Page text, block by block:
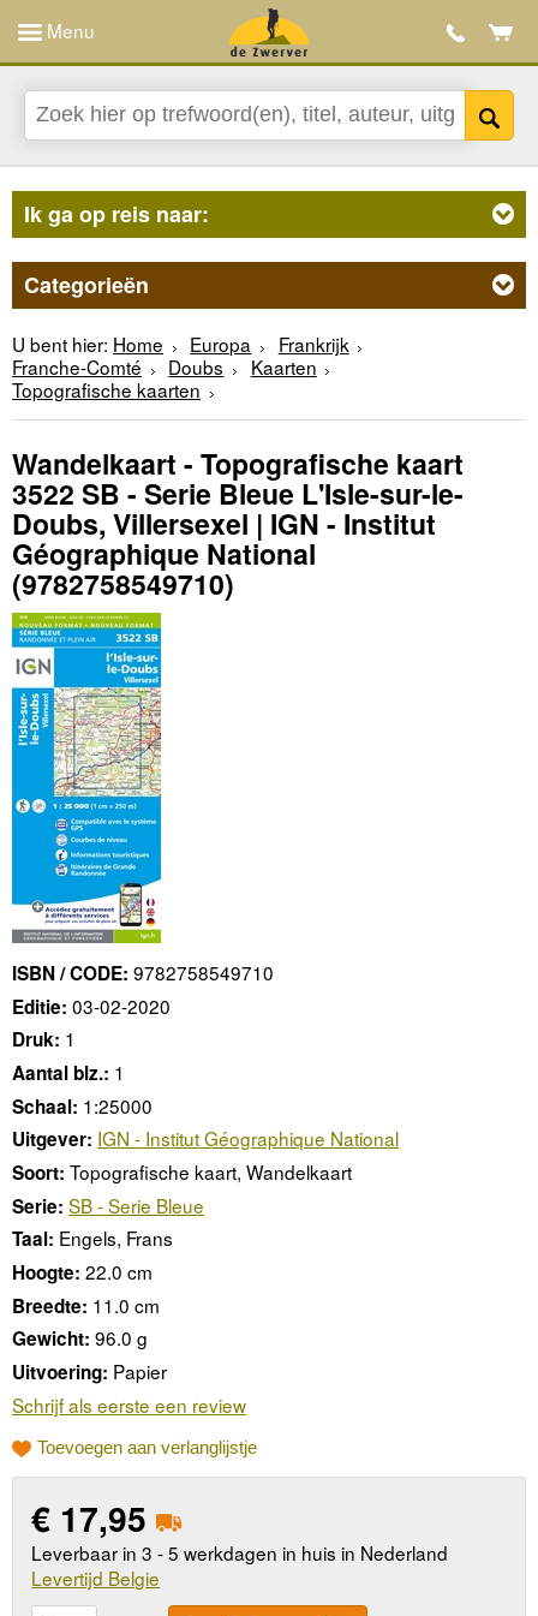
Menu
Ik ga op reis naar:
Categorieën
U bent hier: Home Europa
Frankrijk
Franche-Comté
Doubs
Kaarten
Topografische kaarten
Wandelkaart - Topografische kaart
3522 SB - Serie Bleue L'Isle-sur-le-
Doubs, Villersexel | IGN - Institut
Géographique National
(9782758549710)
ISBN / CODE: 9782758549710
Editie: 03-02-2020
Druk: 1
Aantal blz.: 1
Schaal: 1:25000
Uitgever: IGN - Institut Géographique National
Soort: Topografische kaart, Wandelkaart
Serie: SB - Serie Bleue
Taal: Engels, Frans
Hoogte: 22.0 cm
Breedte: 11.0 cm
Gewicht: 96.0 g
Uitvoering: Papier
Schrijf als eerste een review
Toevoegen aan verlanglijstje
€ 17,95
Leverbaar in 3 - 5 werkdagen in huis in Nederland
Levertijd Belgie